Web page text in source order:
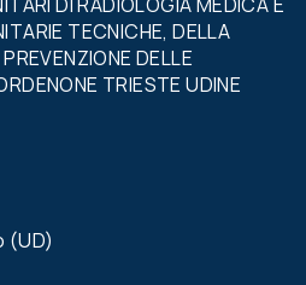
TECNICHE, DELLA
DELLE
TRIESTE UDINE
(UD)